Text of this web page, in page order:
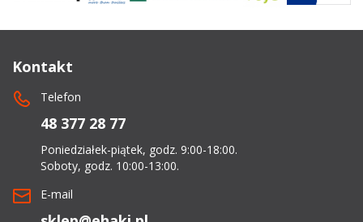
SPORTOWE
Turystyka
Przyczepy
samochodowe
Kontakt
Kontakt
Telefon
48 377 28 77
Poniedziałek-piątek, godz. 9:00-18:00.
Soboty, godz. 10:00-13:00.
E-mail